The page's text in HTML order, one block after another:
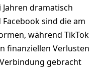
dramatisch
sind die am
während TikTok
finanziellen Verlusten
gebracht